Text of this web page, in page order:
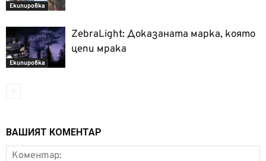
Екипировка
Екипировка
ZebraLight: Доказаната марка, която
цепи мрака
ВАШИЯТ КОМЕНТАР